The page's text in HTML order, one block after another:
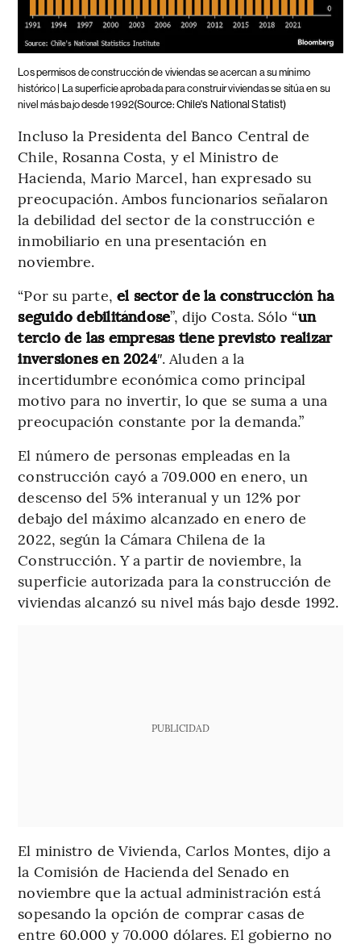
Los permisos de construcción de viviendas se acercan a su mínimo
histórico | La superficie aprobada para construir viviendas se sitúa en su
nivel más bajo desde 1992(Source: Chile's National Statist)
Incluso la Presidenta del Banco Central de
Chile, Rosanna Costa, y el Ministro de
Hacienda, Mario Marcel, han expresado su
preocupación. Ambos funcionarios señalaron
la debilidad del sector de la construcción e
inmobiliario en una presentación en
noviembre.
“Por su parte, el sector de la construcción ha
seguido debilitándose”, dijo Costa. Sólo “un
tercio de las empresas tiene previsto realizar
inversiones en 2024″. Aluden a la
incertidumbre económica como principal
motivo para no invertir, lo que se suma a una
preocupación constante por la demanda.”
El número de personas empleadas en la
construcción cayó a 709.000 en enero, un
descenso del 5% interanual y un 12% por
debajo del máximo alcanzado en enero de
2022, según la Cámara Chilena de la
Construcción. Y a partir de noviembre, la
superficie autorizada para la construcción de
viviendas alcanzó su nivel más bajo desde 1992.
PUBLICIDAD
El ministro de Vivienda, Carlos Montes, dijo a
la Comisión de Hacienda del Senado en
noviembre que la actual administración está
sopesando la opción de comprar casas de
entre 60.000 y 70.000 dólares. El gobierno no